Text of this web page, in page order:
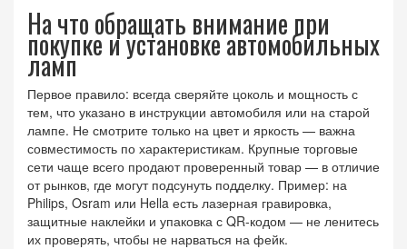
На что обращать внимание при
покупке и установке автомобильных
ламп
Первое правило: всегда сверяйте цоколь и мощность с
тем, что указано в инструкции автомобиля или на старой
лампе. Не смотрите только на цвет и яркость — важна
совместимость по характеристикам. Крупные торговые
сети чаще всего продают проверенный товар — в отличие
от рынков, где могут подсунуть подделку. Пример: на
Philips, Osram или Hella есть лазерная гравировка,
защитные наклейки и упаковка с QR-кодом — не ленитесь
их проверять, чтобы не нарваться на фейк.